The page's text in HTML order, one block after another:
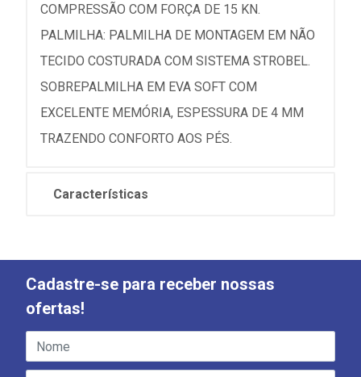
COMPRESSÃO COM FORÇA DE 15 KN.
PALMILHA: PALMILHA DE MONTAGEM EM NÃO
TECIDO COSTURADA COM SISTEMA STROBEL.
SOBREPALMILHA EM EVA SOFT COM
EXCELENTE MEMÓRIA, ESPESSURA DE 4 MM
TRAZENDO CONFORTO AOS PÉS.
Características
Cadastre-se para receber nossas
ofertas!